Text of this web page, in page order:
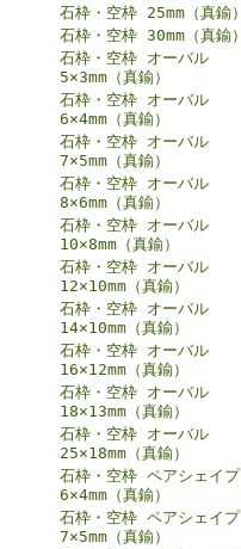
石枠・空枠 25mm（真鍮）
石枠・空枠 30mm（真鍮）
石枠・空枠 オーバル
5×3mm（真鍮）
石枠・空枠 オーバル
6×4mm（真鍮）
石枠・空枠 オーバル
7×5mm（真鍮）
石枠・空枠 オーバル
8×6mm（真鍮）
石枠・空枠 オーバル
10×8mm（真鍮）
石枠・空枠 オーバル
12×10mm（真鍮）
石枠・空枠 オーバル
14×10mm（真鍮）
石枠・空枠 オーバル
16×12mm（真鍮）
石枠・空枠 オーバル
18×13mm（真鍮）
石枠・空枠 オーバル
25×18mm（真鍮）
石枠・空枠 ペアシェイプ
6×4mm（真鍮）
石枠・空枠 ペアシェイプ
7×5mm（真鍮）